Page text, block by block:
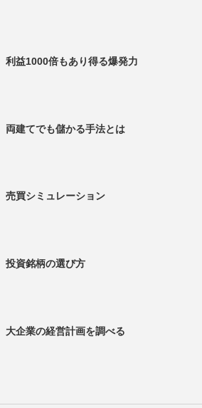
利益1000倍もあり得る爆発力
両建てでも儲かる手法とは
売買シミュレーション
投資銘柄の選び方
大企業の経営計画を調べる